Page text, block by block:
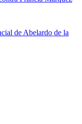
de Abelardo de la